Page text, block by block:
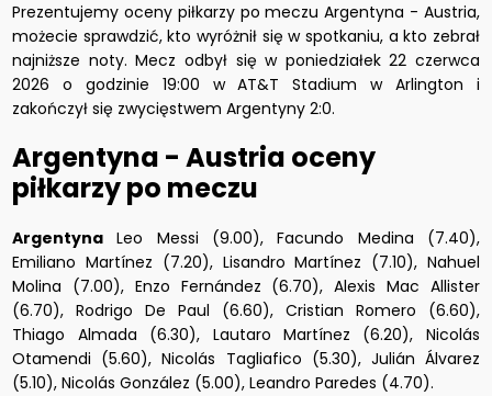
Prezentujemy oceny piłkarzy po meczu Argentyna - Austria,
możecie sprawdzić, kto wyróżnił się w spotkaniu, a kto zebrał
najniższe noty. Mecz odbył się w poniedziałek 22 czerwca
2026 o godzinie 19:00 w AT&T Stadium w Arlington i
zakończył się zwycięstwem Argentyny 2:0.
Argentyna - Austria oceny
piłkarzy po meczu
Argentyna Leo Messi (9.00), Facundo Medina (7.40),
Emiliano Martínez (7.20), Lisandro Martínez (7.10), Nahuel
Molina (7.00), Enzo Fernández (6.70), Alexis Mac Allister
(6.70), Rodrigo De Paul (6.60), Cristian Romero (6.60),
Thiago Almada (6.30), Lautaro Martínez (6.20), Nicolás
Otamendi (5.60), Nicolás Tagliafico (5.30), Julián Álvarez
(5.10), Nicolás González (5.00), Leandro Paredes (4.70).